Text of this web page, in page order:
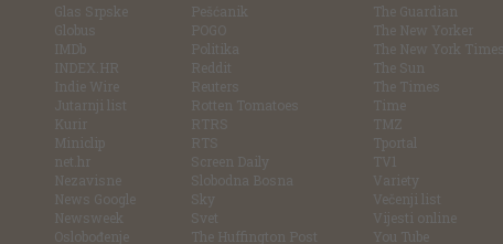
Glas Srpske
Globus
IMDb
INDEX.HR
Indie Wire
Jutarnji list
Kurir
Miniclip
net.hr
Nezavisne
News Google
Newsweek
Oslobođenje
Pešćanik
POGO
Politika
Reddit
Reuters
Rotten Tomatoes
RTRS
RTS
Screen Daily
Slobodna Bosna
Sky
Svet
The Huffington Post
The Guardian
The New Yorker
The New York Times
The Sun
The Times
Time
TMZ
Tportal
TV1
Variety
Večenji list
Vijesti online
You Tube